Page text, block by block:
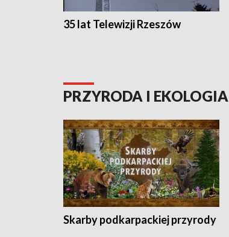
35 lat Telewizji Rzeszów
PRZYRODA I EKOLOGIA
Skarby podkarpackiej przyrody